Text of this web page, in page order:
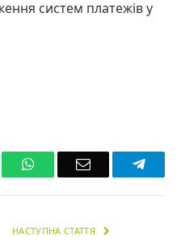
систем платежів у
WhatsAppEmail
НАСТУПНА СТАТТЯ